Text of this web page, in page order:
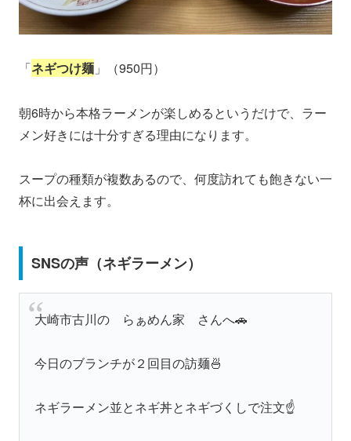
「ネギつけ麺 」（950円）
朝6時から本格ラーメンが楽しめるというだけで、ラー
メン好きには十分すぎる理由になります。
スープの種類が複数あるので、何度訪れても飽きない一
杯に出会えます。
SNSの声（ネギラーメン）
大崎市古川の らぁめん家 さんへ🚗
今日のブランチが２回目の訪麺🍜
ネギラーメン並とネギ丼とネギづくしで注文☝️